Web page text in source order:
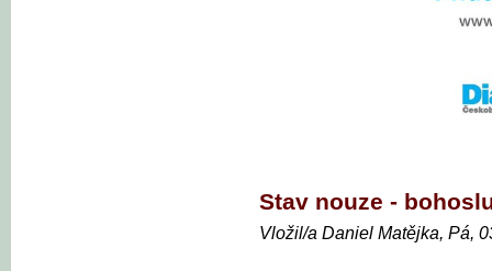
Stav nouze -
Vložil/a Daniel Matějka, Pá,